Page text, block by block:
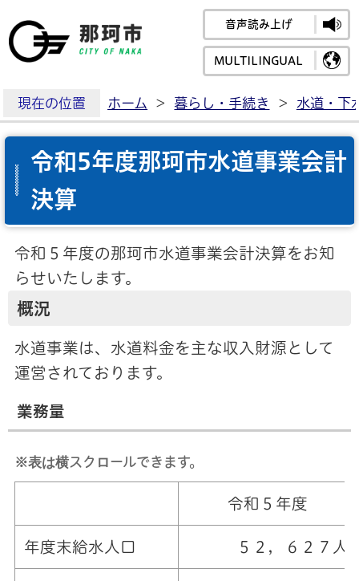
那珂市公式ホームペ
音声読み上げ
MULTILINGUAL
現在の位置 ホーム > 暮らし・手続き > 水道・下
令和5年度那珂市水道事業会計
決算
令和５年度の那珂市水道事業会計決算をお知
らせいたします。
概況
水道事業は、水道料金を主な収入財源として
運営されております。
業務量
※表は横スクロールできます。
令和５年度
年度末給水人口 ５２，６２７人